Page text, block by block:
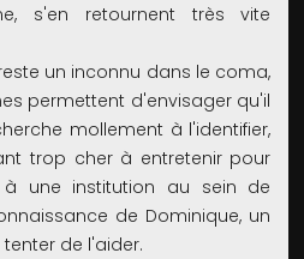
s'en retournent très vite
un inconnu dans le coma,
permettent d'envisager qu'il
mollement à l'identifier,
trop cher à entretenir pour
une institution au sein de
de Dominique, un
de l'aider.